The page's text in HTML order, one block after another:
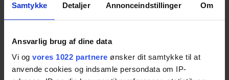
Samtykke Detaljer Annonceindstillinger Om
Ansvarlig brug af dine data
Vi og vores 1022 partnere ønsker dit samtykke til at
anvende cookies og indsamle persondata om IP-
Elektrisch / Manuell
Montage
Wandmontiert